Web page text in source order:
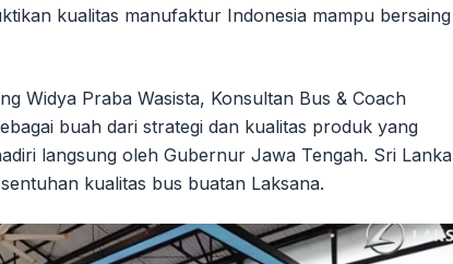
kualitas manufaktur Indonesia mampu bersaing
Widya Praba Wasista, Konsultan Bus & Coach
buah dari strategi dan kualitas produk yang
langsung oleh Gubernur Jawa Tengah. Sri Lanka
kualitas bus buatan Laksana.